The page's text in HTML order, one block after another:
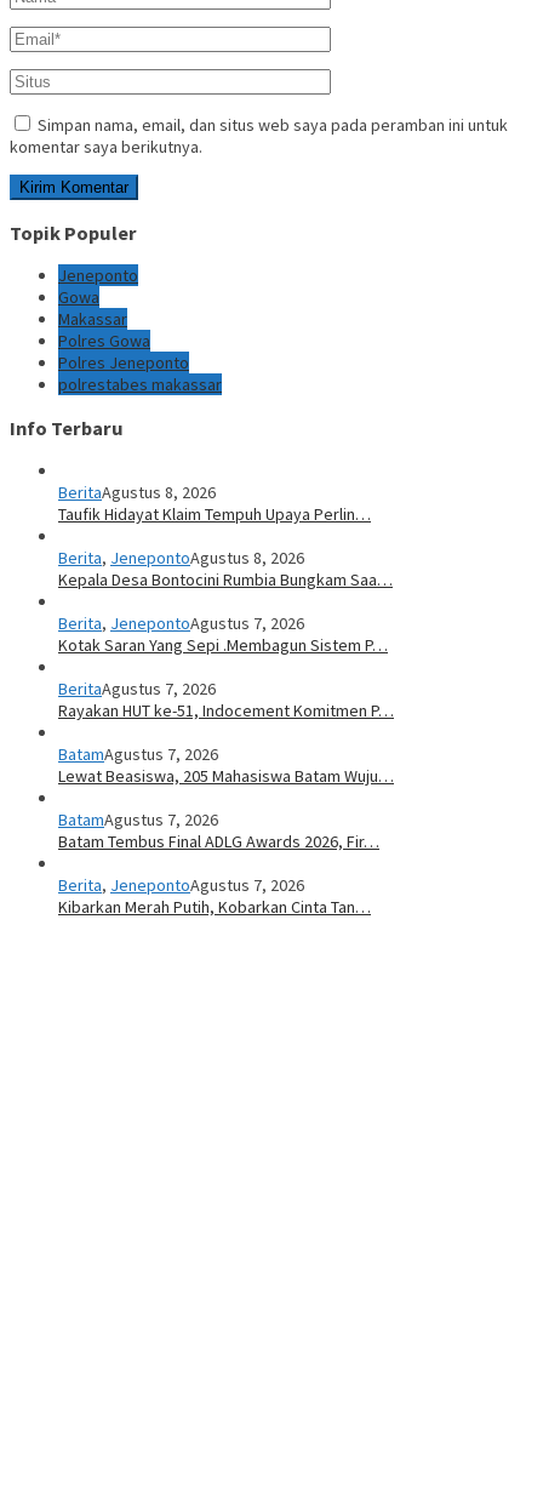
Simpan nama, email, dan situs web saya pada peramban ini untuk
komentar saya berikutnya.
Topik Populer
Jeneponto
Gowa
Makassar
Polres Gowa
Polres Jeneponto
polrestabes makassar
Info Terbaru
BeritaAgustus 8, 2026
Taufik Hidayat Klaim Tempuh Upaya Perlin…
Berita, JenepontoAgustus 8, 2026
Kepala Desa Bontocini Rumbia Bungkam Saa…
Berita, JenepontoAgustus 7, 2026
Kotak Saran Yang Sepi .Membagun Sistem P…
BeritaAgustus 7, 2026
Rayakan HUT ke-51, Indocement Komitmen P…
BatamAgustus 7, 2026
Lewat Beasiswa, 205 Mahasiswa Batam Wuju…
BatamAgustus 7, 2026
Batam Tembus Final ADLG Awards 2026, Fir…
Berita, JenepontoAgustus 7, 2026
Kibarkan Merah Putih, Kobarkan Cinta Tan…